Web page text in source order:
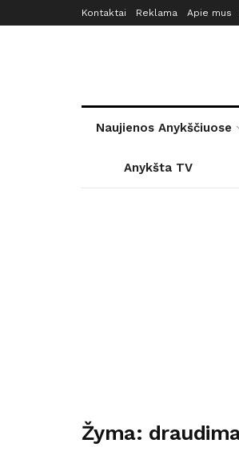
Kontaktai Reklama Apie mus
Naujienos Anykščiuose
Anykšta TV
Žyma: